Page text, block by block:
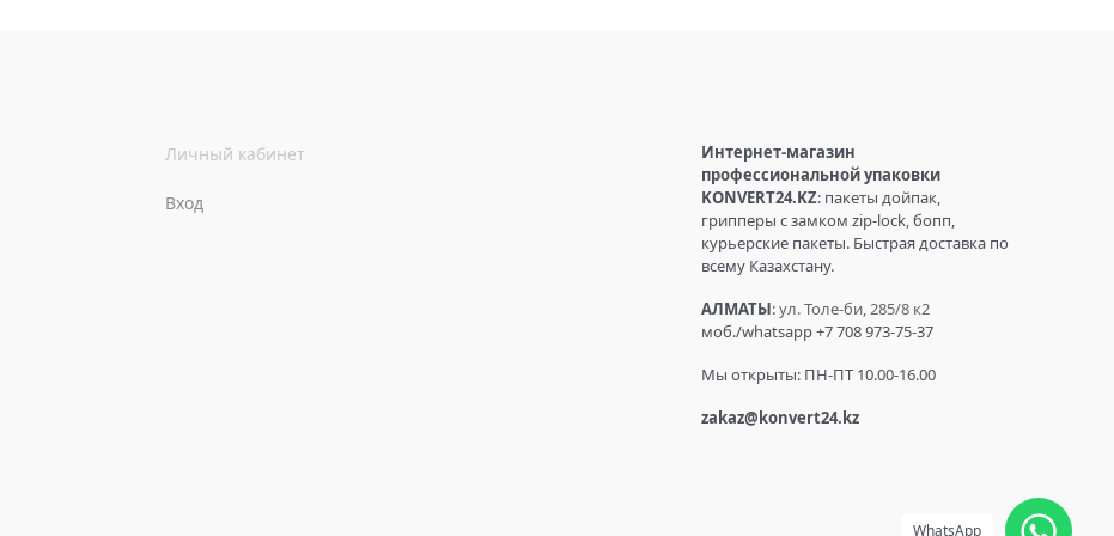
Личный кабинет
Вход
Интернет-магазин
профессиональной упаковки
KONVERT24.KZ: пакеты дойпак,
грипперы с замком zip-lock, бопп,
курьерские пакеты. Быстрая доставка по
всему Казахстану.
АЛМАТЫ:ул. Толе-би, 285/8 к2
моб./whatsapp +7 708 973-75-37
Мы открыты: ПН-ПТ 10.00-16.00
zakaz@konvert24.kz
WhatsApp